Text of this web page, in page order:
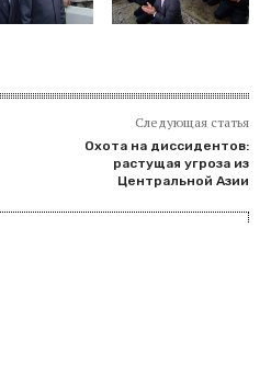
Следующая статья
Охота на диссидентов:
растущая угроза из
Центральной Азии